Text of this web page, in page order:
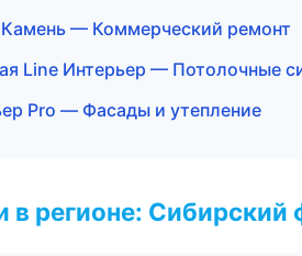
— Коммерческий ремонт
Line Интерьер — Потолочные
Pro — Фасады и утепление
в регионе: Сибирский